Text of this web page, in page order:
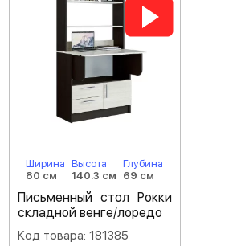
Ширина
80 см
Высота
140.3 см
Глубина
69 см
Письменный стол Рокки
складной венге/лоредо
Код товара: 181385